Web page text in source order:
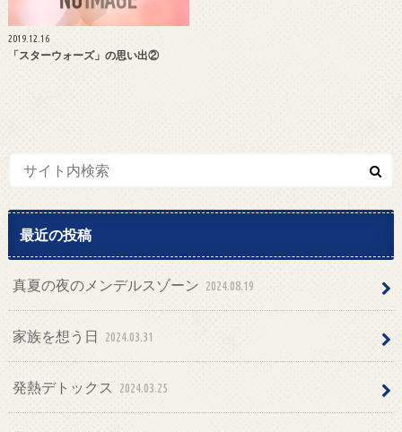
2019.12.16
「スターウォーズ」の思い出②
最近の投稿
真夏の夜のメンデルスゾーン 2024.08.19
家族を想う日 2024.03.31
発熱デトックス 2024.03.25